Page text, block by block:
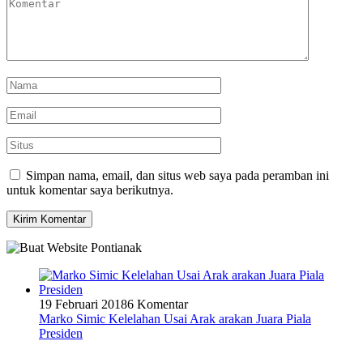
Simpan nama, email, dan situs web saya pada peramban ini
untuk komentar saya berikutnya.
19 Februari 20186 Komentar
Marko Simic Kelelahan Usai Arak arakan Juara Piala
Presiden